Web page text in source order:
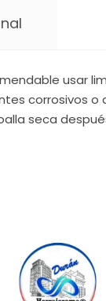
usar
corrosivos
seca